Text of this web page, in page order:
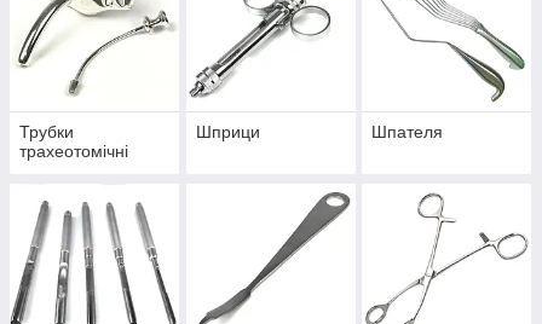
Трубки
трахеотомічні
Шприци Шпателя